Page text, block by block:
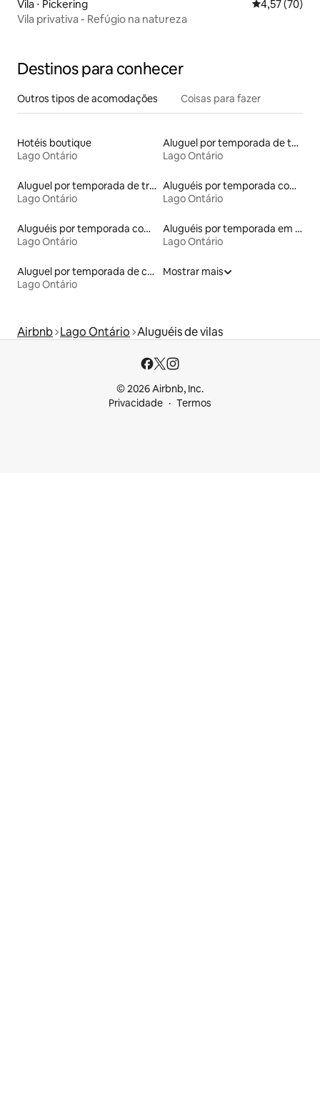
Vila ⋅ Pickering 4,57 de uma
4,57 (70)
Vila privativa - Refúgio na natureza
Destinos para conhecer
Outros tipos de acomodações Coisas para fazer
Hotéis boutique
Lago Ontário
Aluguel por temporada de townhouses
Lago Ontário
Aluguel por temporada de trailers
Lago Ontário
Aluguéis por temporada com banheiro para PCD
Lago Ontário
Aluguéis por temporada com acesso ao lago
Lago Ontário
Aluguéis por temporada em hotéis-fazenda
Lago Ontário
Aluguel por temporada de casas de hóspedes
Lago Ontário
Mostrar mais
Airbnb Lago Ontário Aluguéis de vilas
© 2026 Airbnb, Inc.
Privacidade
Termos